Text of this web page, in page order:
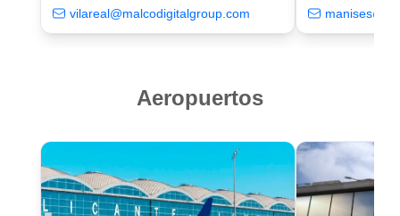
vilareal@malcodigitalgroup.com
Aeropuertos